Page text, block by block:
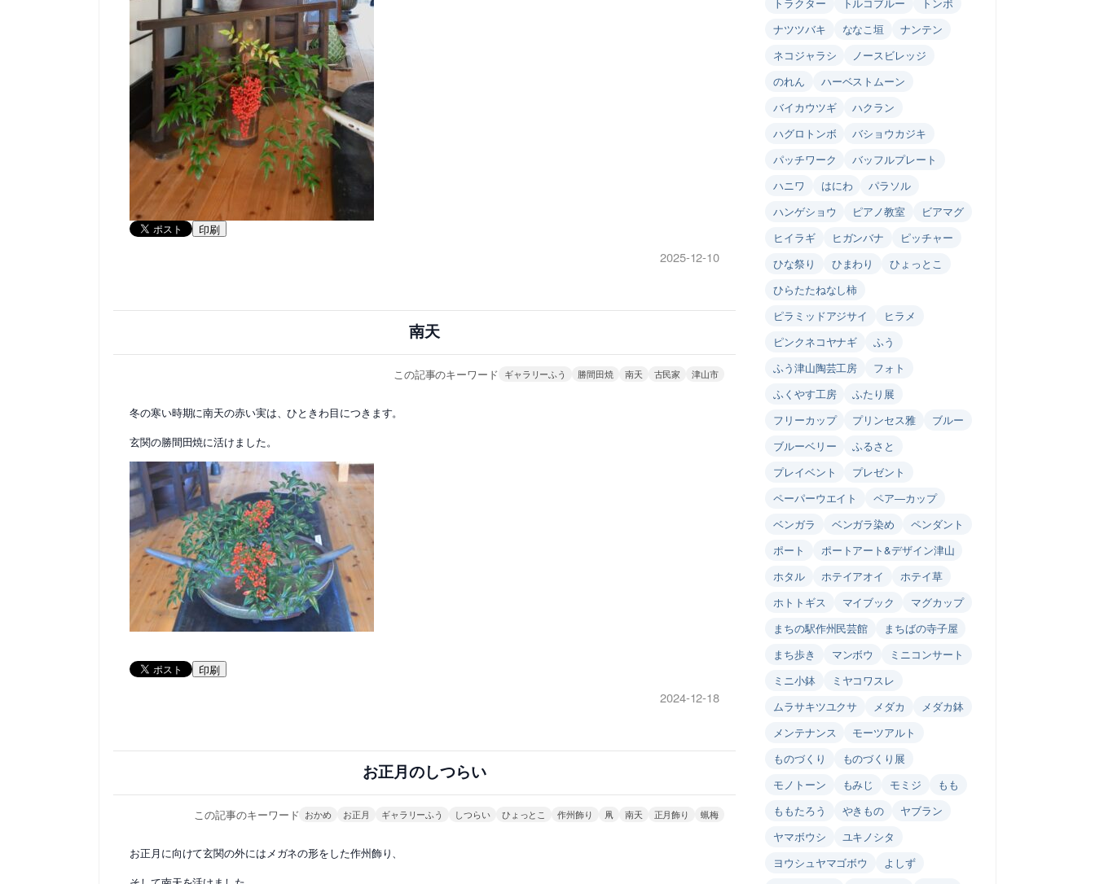
印刷
2025-12-10
南天
この記事のキーワード ギャラリーふう 勝間田焼 南天 古民家 津山市
冬の寒い時期に南天の赤い実は、ひときわ目につきます。
玄関の勝間田焼に活けました。
印刷
2024-12-18
お正月のしつらい
この記事のキーワード おかめ お正月 ギャラリーふう しつらい ひょっとこ 作州飾り 凧 南天 正月飾り 蝋梅
お正月に向けて玄関の外にはメガネの形をした作州飾り、
ナツツバキ
ななこ垣
ナンテン
ネコジャラシ
ノースビレッジ
のれん
ハーベストムーン
バイカウツギ
ハクラン
ハグロトンボ
バショウカジキ
パッチワーク
バッフルプレート
ハニワ
はにわ
パラソル
ハンゲショウ
ピアノ教室
ビアマグ
ヒイラギ
ヒガンバナ
ピッチャー
ひな祭り
ひまわり
ひょっとこ
ひらたたねなし柿
ピラミッドアジサイ
ヒラメ
ピンクネコヤナギ
ふう
ふう津山陶芸工房
フォト
ふくやす工房
ふたり展
フリーカップ
プリンセス雅
ブルー
ブルーベリー
ふるさと
プレイベント
プレゼント
ペーパーウエイト
ペア―カップ
ベンガラ
ベンガラ染め
ペンダント
ポート
ポートアート&デザイン津山
ホタル
ホテイアオイ
ホテイ草
ホトトギス
マイブック
マグカップ
まちの駅作州民芸館
まちばの寺子屋
まち歩き
マンボウ
ミニコンサート
ミニ小鉢
ミヤコワスレ
ムラサキツユクサ
メダカ
メダカ鉢
メンテナンス
モーツアルト
ものづくり
ものづくり展
モノトーン
もみじ モミジ
もも
ももたろう
やきもの
ヤブラン
ヤマボウシ
ユキノシタ
ヨウシュヤマゴボウ
よしず